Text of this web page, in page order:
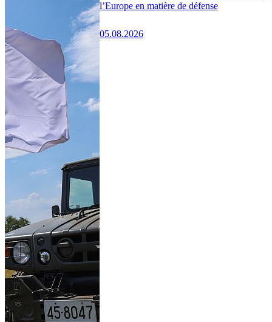
l’Europe en matière de défense
05.08.2026